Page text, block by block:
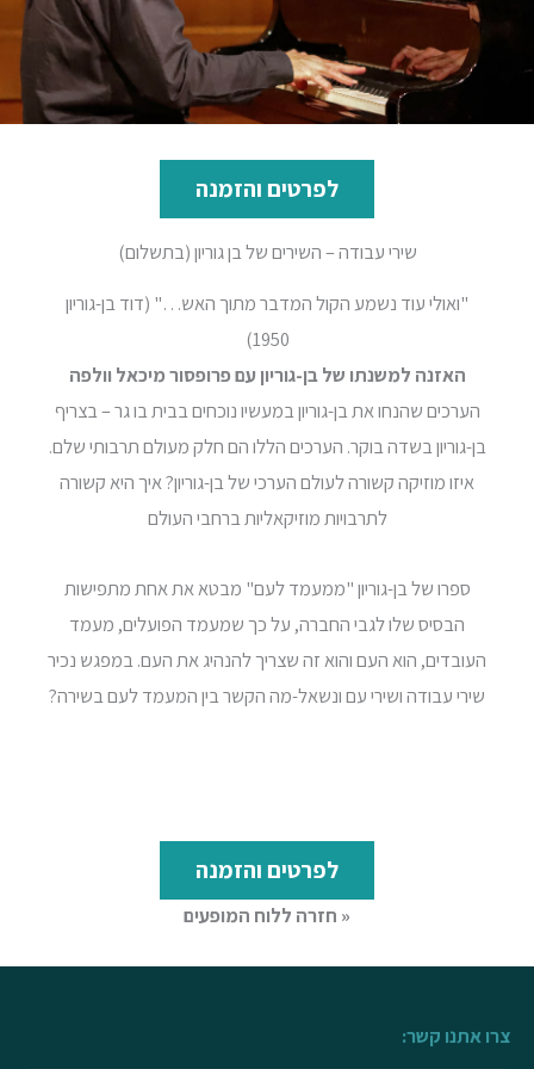
לפרטים והזמנה
שירי עבודה – השירים של בן גוריון (בתשלום)
"ואולי עוד נשמע הקול המדבר מתוך האש…" (דוד בן-גוריון
1950)
האזנה למשנתו של בן-גוריון עם פרופסור מיכאל וולפה
הערכים שהנחו את בן-גוריון במעשיו נוכחים בבית בו גר – בצריף
בן-גוריון בשדה בוקר. הערכים הללו הם חלק מעולם תרבותי שלם.
איזו מוזיקה קשורה לעולם הערכי של בן-גוריון? איך היא קשורה
לתרבויות מוזיקאליות ברחבי העולם
ספרו של בן-גוריון "ממעמד לעם" מבטא את אחת מתפישות
הבסיס שלו לגבי החברה, על כך שמעמד הפועלים, מעמד
העובדים, הוא העם והוא זה שצריך להנהיג את העם. במפגש נכיר
שירי עבודה ושירי עם ונשאל-מה הקשר בין המעמד לעם בשירה?
« חזרה ללוח המופעים
לפרטים והזמנה
צרו אתנו קשר: